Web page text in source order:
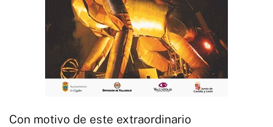
Con motivo de este extraordinario